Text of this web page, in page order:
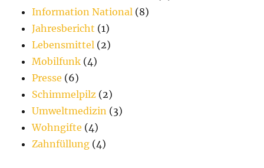
Information National (8)
Jahresbericht (1)
Lebensmittel (2)
Mobilfunk (4)
Presse (6)
Schimmelpilz (2)
Umweltmedizin (3)
Wohngifte (4)
Zahnfüllung (4)